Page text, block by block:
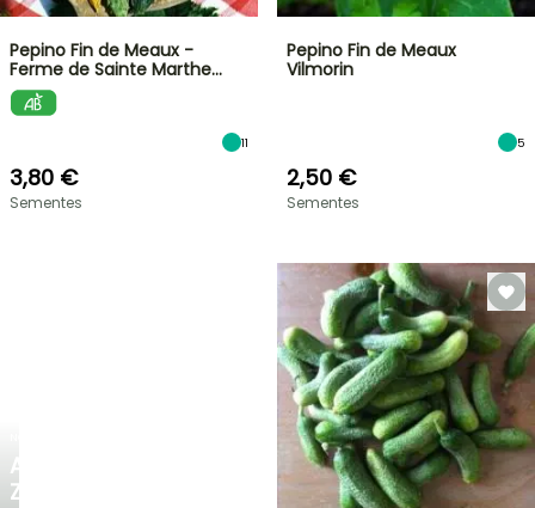
AGAPANTHUS
ZAMBEZI
Pepino Fin de Meaux -
Ferme de Sainte Marthe…
11
3,80 €
Sementes
Pepino Fin de Meaux
Vilmorin
5
2,50 €
Sementes